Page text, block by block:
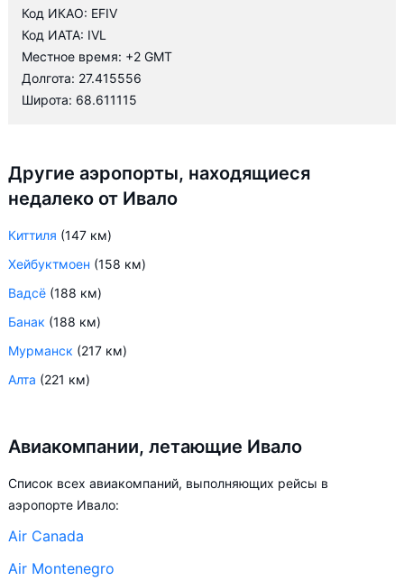
Код ИКАО: EFIV
Код ИАТА: IVL
Местное время: +2 GMT
Долгота: 27.415556
Широта: 68.611115
Другие аэропорты, находящиеся
недалеко от Ивало
Киттиля (147 км)
Хейбуктмоен (158 км)
Вадсё (188 км)
Банак (188 км)
Мурманск (217 км)
Алта (221 км)
Авиакомпании, летающие Ивало
Список всех авиакомпаний, выполняющих рейсы в
аэропорте Ивало:
Air Canada
Air Montenegro